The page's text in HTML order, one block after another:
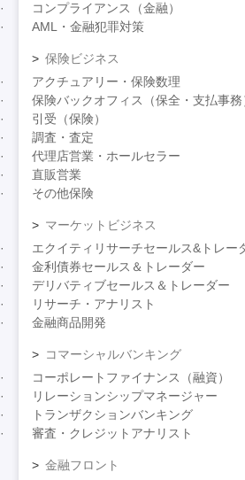
コンプライアンス（金融）
AML・金融犯罪対策
保険ビジネス
アクチュアリー・保険数理
保険バックオフィス（保全・支払事務
引受（保険）
調査・査定
代理店営業・ホールセラー
直販営業
その他保険
マーケットビジネス
エクイティリサーチセールス&トレー
金利債券セールス＆トレーダー
デリバティブセールス＆トレーダー
リサーチ・アナリスト
金融商品開発
コマーシャルバンキング
コーポレートファイナンス（融資）
リレーションシップマネージャー
トランザクションバンキング
審査・クレジットアナリスト
金融フロント